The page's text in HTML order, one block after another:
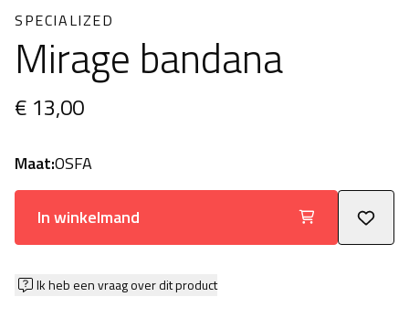
SPECIALIZED
Mirage bandana
€ 13,00
Maat:OSFA
In winkelmand
Ik heb een vraag over dit product